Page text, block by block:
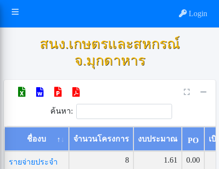
Login
สนง.เกษตรและสหกรณ์
จ.มุกดาหาร
ค้นหา:
ชื่องบ จำนวนโครงการ งบประมาณ PO เบิ
รายจ่ายประจำ 8 1.61 0.00